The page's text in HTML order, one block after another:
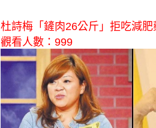
杜詩梅「鏟肉26公斤」拒吃減肥
觀看人數：999